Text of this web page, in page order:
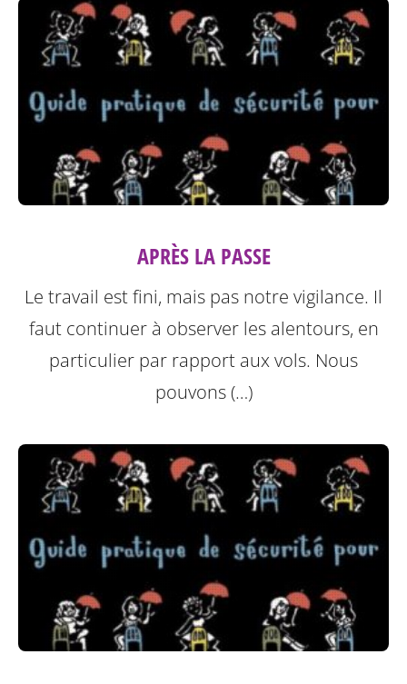
APRÈS LA PASSE
Le travail est fini, mais pas notre vigilance. Il
faut continuer à observer les alentours, en
particulier par rapport aux vols. Nous
pouvons (…)